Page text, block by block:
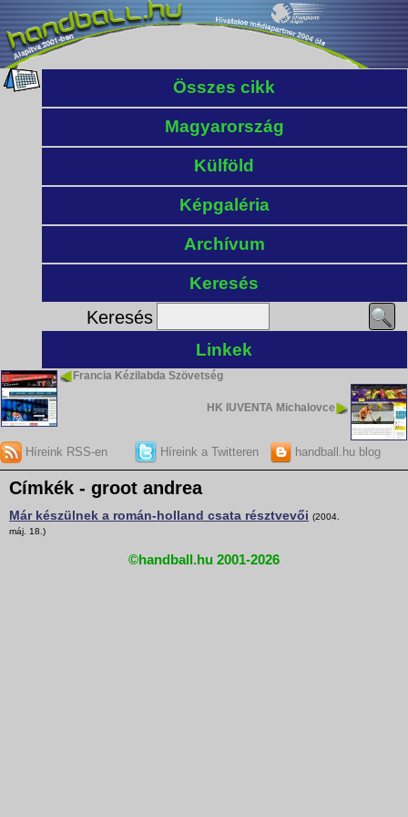
Összes cikk
Magyarország
Külföld
Képgaléria
Archívum
Keresés
Keresés
Linkek
Francia Kézilabda Szövetség
HK IUVENTA Michalovce
Híreink RSS-en Híreink a Twitteren handball.hu blog
Címkék - groot andrea
Már készülnek a román-holland csata résztvevői (2004.
máj. 18.)
©handball.hu 2001-2026